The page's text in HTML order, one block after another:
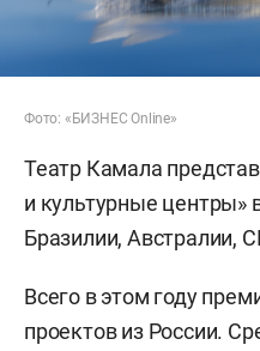
Фото: «БИЗНЕС Online»
Театр Камала
и культурные центры»
Бразилии, Австралии,
Всего в этом году
проектов из России.